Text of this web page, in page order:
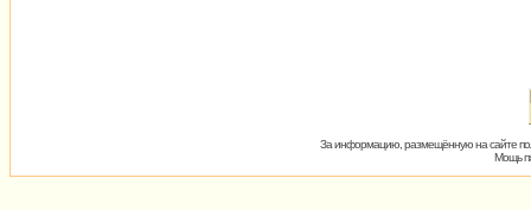
За информацию, размещённую на сайте
Мощь